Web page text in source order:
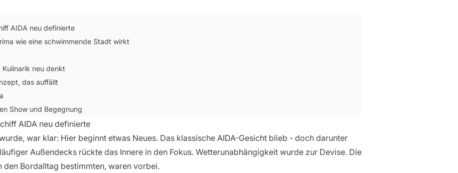
AIDA neu definierte
wie eine schwimmende Stadt wirkt
Kulinarik neu denkt
das auffällt
Show und Begegnung
der Struktur
zwischen Alltag und Erlebnis
kann
AIDA neu definierte
war klar: Hier beginnt etwas Neues. Das klassische AIDA-Gesicht blieb - doch darunter
Außendecks rückte das Innere in den Fokus. Wetterunabhängigkeit wurde zur Devise. Die
den Bordalltag bestimmten, waren vorbei.